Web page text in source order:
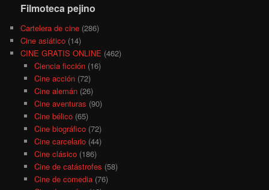
Filmoteca pejino
Cartelera de cine (286)
Cine asiático (14)
CINE GRATIS ONLINE (462)
Ciencia ficción(16)
Cine acción(72)
Cine alemán(26)
Cine aventuras (90)
Cine bélico(65)
Cine biográfico(72)
Cine carcelario(44)
Cine clásico(186)
Cine de catástrofes (58)
Cine de comedia(76)